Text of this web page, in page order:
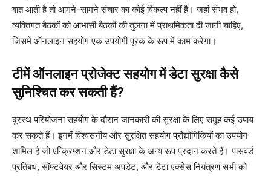
बात आती है तो आमने-सामने संचार का कोई विकल्प नहीं है। जहां संभव हो,
व्यक्तिगत बैठकों को आभासी बैठकों की तुलना में प्राथमिकता दी जानी चाहिए,
जिसमें ऑनलाइन सहयोग एक उपयोगी पूरक के रूप में काम करेगा।
टीमें ऑनलाइन प्रोजेक्ट सहयोग में डेटा सुरक्षा कैसे
सुनिश्चित कर सकती हैं?
दूरस्थ परियोजना सहयोग के दौरान जानकारी की सुरक्षा के लिए समूह कई उपाय
कर सकते हैं। इनमें विश्वसनीय और सुरक्षित सहयोग प्रौद्योगिकियों का उपयोग
शामिल है जो एन्क्रिप्शन और डेटा सुरक्षा के अन्य रूप प्रदान करते हैं। पासवर्ड
प्रतिबंध, सॉफ़्टवेयर और सिस्टम अपडेट, और डेटा एक्सेस नियंत्रण सभी को